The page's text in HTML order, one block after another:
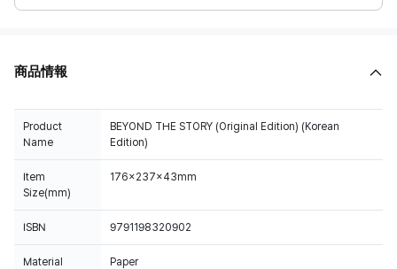
商品情報
Product
Name
BEYOND THE STORY (Original Edition) (Korean
Edition)
Item
Size(mm)
176x237x43mm
ISBN 9791198320902
Material Paper